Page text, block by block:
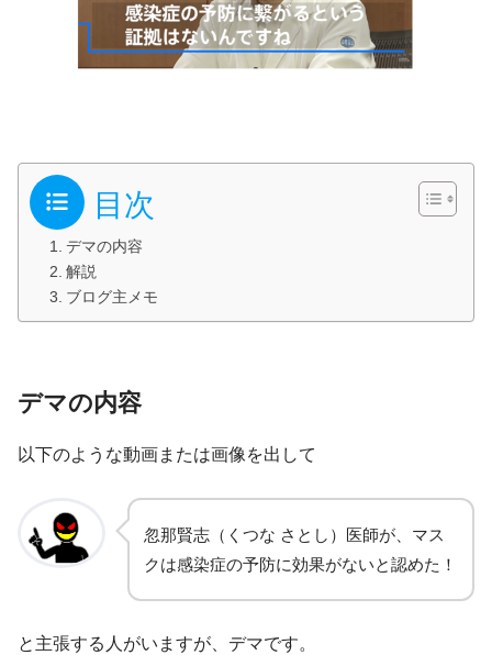
目次
デマの内容
解説
ブログ主メモ
デマの内容
以下のような動画または画像を出して
忽那賢志（くつな さとし）医師が、マス
クは感染症の予防に効果がないと認めた！
と主張する人がいますが、デマです。